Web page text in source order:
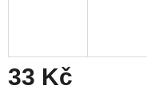
33 Kč